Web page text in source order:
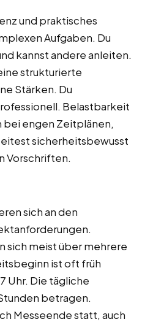
und praktisches
Aufgaben. Du
kannst andere anleiten.
strukturierte
Stärken. Du
Belastbarkeit
bei engen Zeitplänen,
sicherheitsbewusst
Vorschriften.
sich an den
sich meist über mehrere
ist oft früh
Uhr. Die tägliche
betragen.
Messeende statt, auch